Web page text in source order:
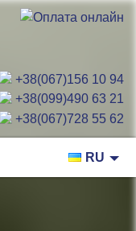
+38(067)156 10 94
+38(099)490 63 21
+38(067)728 55 62
RU